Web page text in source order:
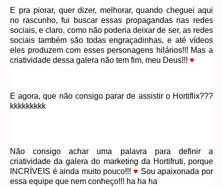
E pra piorar, quer dizer, melhorar, quando cheguei aqui
no rascunho, fui buscar essas propagandas nas redes
sociais, e claro, como não poderia deixar de ser, as redes
sociais também são todas engraçadinhas, e até vídeos
eles produzem com esses personagens hilários!!! Mas a
criatividade dessa galera não tem fim, meu Deus!!! ♥
E agora, que não consigo parar de assistir o Hortiflix???
kkkkkkkkk
Não consigo achar uma palavra para definir a
criatividade da galera do marketing da Hortifruti, porque
INCRÍVEIS é ainda muito pouco!!! ♥ Sou apaixonada por
essa equipe que nem conheço!!! ha ha ha